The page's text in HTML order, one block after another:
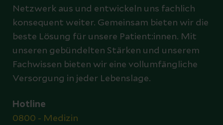
Netzwerk aus und entwickeln uns fachlich
konsequent weiter. Gemeinsam bieten wir die
beste Lösung für unsere Patient:innen. Mit
unseren gebündelten Stärken und unserem
Fachwissen bieten wir eine vollumfängliche
Versorgung in jeder Lebenslage.
Hotline
0800 - Medizin